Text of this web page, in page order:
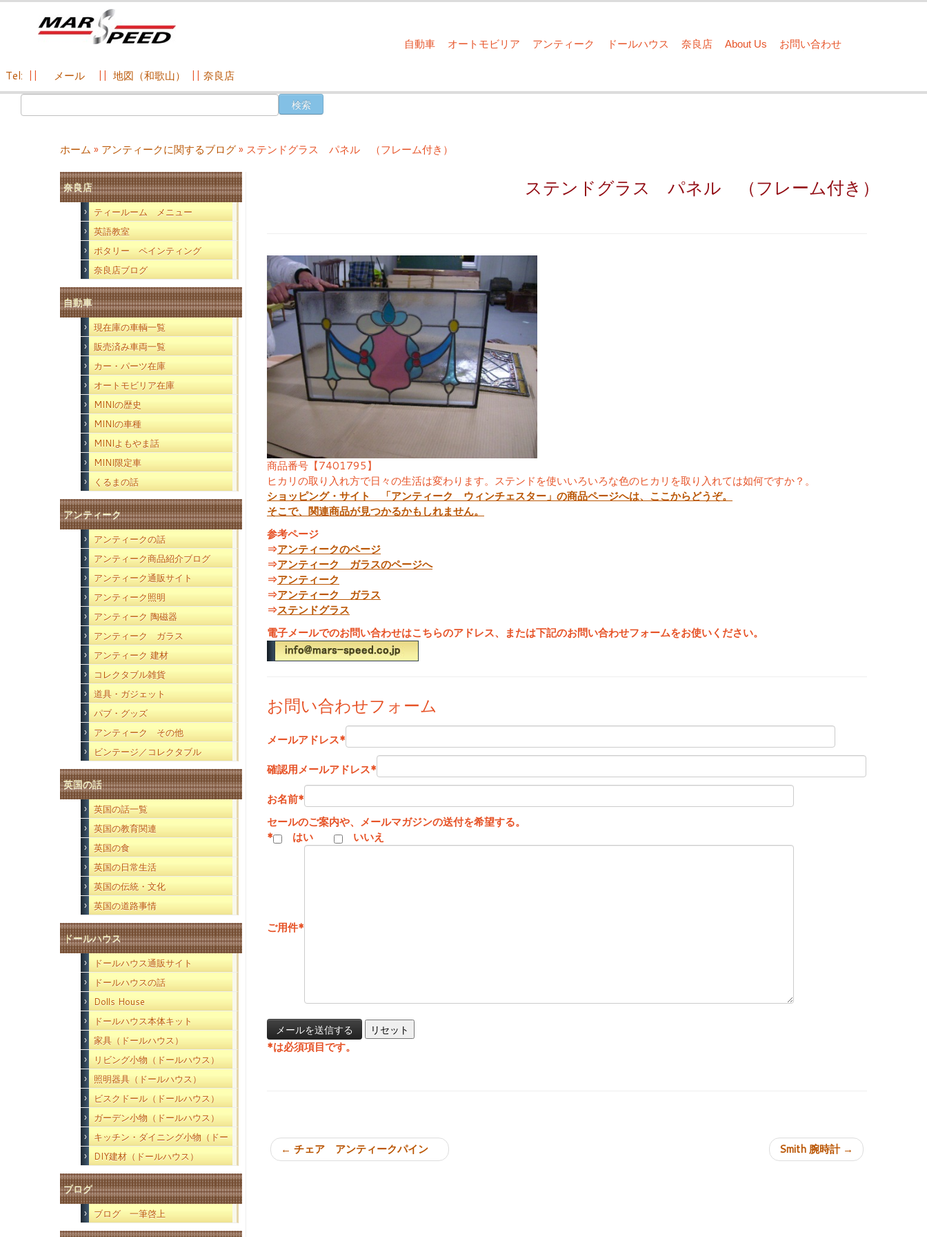
自動車 オートモビリア アンティーク ドールハウス 奈良店 About Us お問い合わせ
Tel: メール 地図（和歌山） 奈良店
索:
ホーム » アンティークに関するブログ» ステンドグラス パネル （フレーム付き）
奈良店
ティールーム メニュー
英語教室
ポタリー ペインティング
奈良店ブログ
自動車
現在庫の車輌一覧
販売済み車両一覧
カー・パーツ在庫
オートモビリア在庫
MINIの歴史
MINIの車種
MINIよもやま話
MINI限定車
くるまの話
アンティーク
アンティークの話
アンティーク商品紹介ブログ
アンティーク通販サイト
アンティーク照明
アンティーク 陶磁器
アンティーク ガラス
アンティーク 建材
コレクタブル雑貨
道具・ガジェット
パブ・グッズ
アンティーク その他
ビンテージ／コレクタブル
英国の話
英国の話一覧
英国の教育関連
英国の食
英国の日常生活
英国の伝統・文化
英国の道路事情
ドールハウス
ドールハウス通販サイト
ドールハウスの話
Dolls House
ドールハウス本体キット
家具（ドールハウス）
リビング小物（ドールハウス）
照明器具（ドールハウス）
ビスクドール（ドールハウス）
ガーデン小物（ドールハウス）
キッチン・ダイニング小物（ドー
ルハウス）
DIY建材（ドールハウス）
ブログ
ブログ 一筆啓上
ステンドグラス パネル （フレーム付き）
商品番号【7401795】
ヒカリの取り入れ方で日々の生活は変わります。ステンドを使いいろいろな色のヒカリを取り入れては如何ですか？。
ショッピング・サイト 「アンティーク ウィンチェスター」の商品ページへは、ここからどうぞ。
そこで、関連商品が見つかるかもしれません。
参考ページ
⇒アンティークのページ
⇒アンティーク ガラスのページへ
⇒アンティーク
⇒アンティーク ガラス
⇒ステンドグラス
電子メールでのお問い合わせはこちらのアドレス、または下記のお問い合わせフォームをお使いください。
お問い合わせフォーム
メールアドレス*
確認用メールアドレス*
お名前*
セールのご案内や、メールマガジンの送付を希望する。
*
はい いいえ
ご用件*
*は必須項目です。
← チェア アンティークパイン Smith 腕時計 →